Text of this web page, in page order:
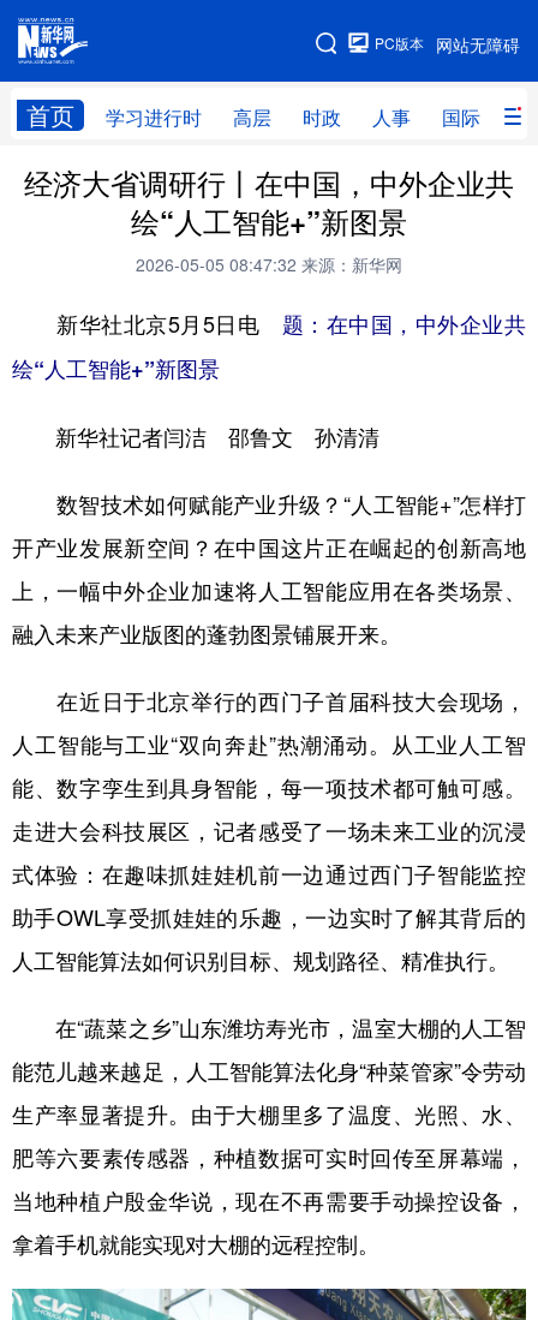
网站无障碍
PC版本
首页 学习进行时 高层 时政 人事 国际 财
网站地图
学习进行时 高层 时政 人事
财经 网评
全球连线
科技 科创 量子 体育
文化 书画
访谈 视频 图片
食品 信息化 数字经济
学术中国 乡村振兴 银龄 溯源中国
城市 旅游 能源
公益 一带一路 亚太网 上市公司
文化产业
地方频道
北京 天津 河北 山西
浙江 安徽 福建 江西
山东 河南 湖北 湖南
广东 广西 海南 重庆
陕西 甘肃 青海
新疆 内蒙古 黑龙江
经济大省调研行丨在中国，中外企业共
绘“人工智能+”新图景
2026-05-05 08:47:32 来源：新华网
新华社北京5月5日电 题：在中国，中外企业共
绘“人工智能+”新图景
新华社记者闫洁 邵鲁文 孙清清
数智技术如何赋能产业升级？“人工智能+”怎样打
开产业发展新空间？在中国这片正在崛起的创新高地
上，一幅中外企业加速将人工智能应用在各类场景、
融入未来产业版图的蓬勃图景铺展开来。
在近日于北京举行的西门子首届科技大会现场，
人工智能与工业“双向奔赴”热潮涌动。从工业人工智
能、数字孪生到具身智能，每一项技术都可触可感。
走进大会科技展区，记者感受了一场未来工业的沉浸
式体验：在趣味抓娃娃机前一边通过西门子智能监控
助手OWL享受抓娃娃的乐趣，一边实时了解其背后的
人工智能算法如何识别目标、规划路径、精准执行。
在“蔬菜之乡”山东潍坊寿光市，温室大棚的人工智
能范儿越来越足，人工智能算法化身“种菜管家”令劳动
生产率显著提升。由于大棚里多了温度、光照、水、
肥等六要素传感器，种植数据可实时回传至屏幕端，
当地种植户殷金华说，现在不再需要手动操控设备，
拿着手机就能实现对大棚的远程控制。